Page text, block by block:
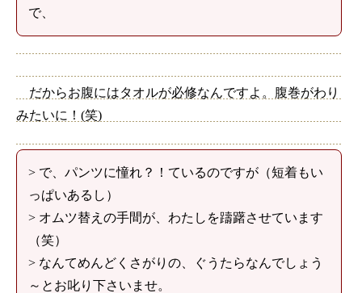
で、
だからお腹にはタオルが必修なんですよ。腹巻がわり
みたいに！(笑)
> で、パンツに憧れ？！ているのですが（短着もい
っぱいあるし）
> オムツ替えの手間が、わたしを躊躇させています
（笑）
> なんてめんどくさがりの、ぐうたらなんでしょう
～とお叱り下さいませ。